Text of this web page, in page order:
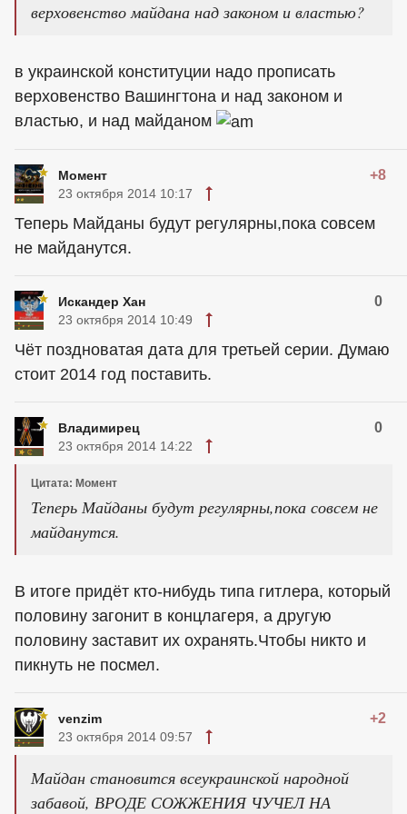
верховенство майдана над законом и властью?
в украинской конституции надо прописать
верховенство Вашингтона и над законом и
властью, и над майданом
Момент +8
23 октября 2014 10:17
Теперь Майданы будут регулярны,пока совсем
не майданутся.
Искандер Хан 0
23 октября 2014 10:49
Чёт поздноватая дата для третьей серии. Думаю
стоит 2014 год поставить.
Владимирец 0
23 октября 2014 14:22
Цитата: Момент
Теперь Майданы будут регулярны,пока совсем не
майданутся.
В итоге придёт кто-нибудь типа гитлера, который
половину загонит в концлагеря, а другую
половину заставит их охранять.Чтобы никто и
пикнуть не посмел.
venzim +2
23 октября 2014 09:57
Майдан становится всеукраинской народной
забавой, ВРОДЕ СОЖЖЕНИЯ ЧУЧЕЛ НА